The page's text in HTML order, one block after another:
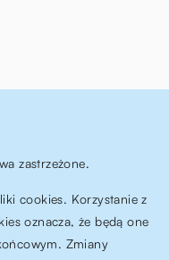
zastrzeżone.
cookies. Korzystanie z
oznacza, że będą one
Zmiany